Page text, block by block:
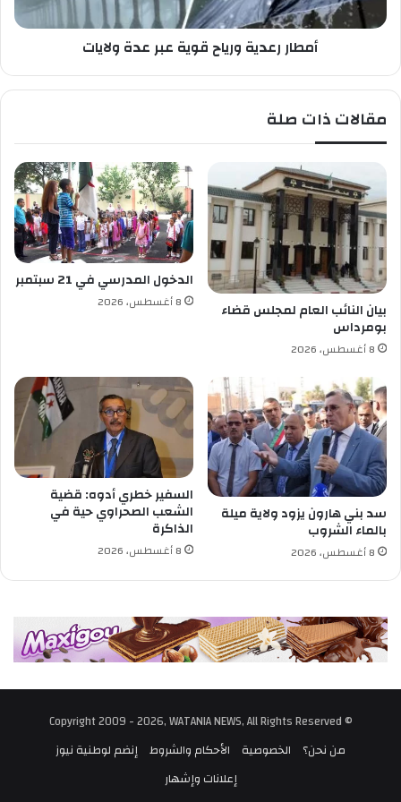
ص
ا
ج
ا
ع
ي
ة
2
0
2
6
ي
ر
ا
ح
و
ي
ة
ع
ب
ر
ع
د
ة
و
ا
ي
ا
ت
أمطار رعدية ورياح قوية عبر عدة ولايات
مقالات ذات صلة
بيان النائب العام لمجلس قضاء
بومرداس
8 أغسطس، 2026
الدخول المدرسي في 21 سبتمبر
8 أغسطس، 2026
سد بني هارون يزود ولاية ميلة
بالماء الشروب
8 أغسطس، 2026
السفير خطري أدوه: قضية
الشعب الصحراوي حية في
الذاكرة
8 أغسطس، 2026
© Copyright 2009 - 2026, WATANIA NEWS, All Rights Reserved
من نحن؟
الخصوصية الأحكام والشروط إنضم لوطنية نيوز
إعلانات وإشهار